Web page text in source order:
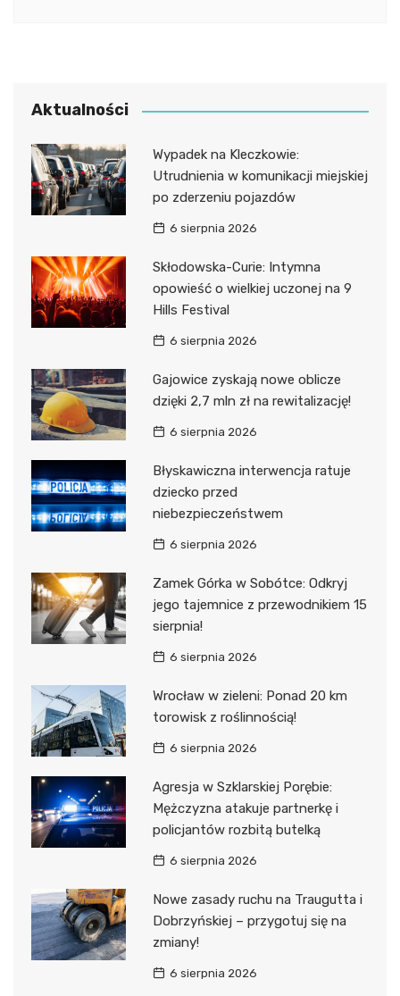
Aktualności
Wypadek na Kleczkowie:
Utrudnienia w komunikacji miejskiej
po zderzeniu pojazdów
6 sierpnia 2026
Skłodowska-Curie: Intymna
opowieść o wielkiej uczonej na 9
Hills Festival
6 sierpnia 2026
Gajowice zyskają nowe oblicze
dzięki 2,7 mln zł na rewitalizację!
6 sierpnia 2026
Błyskawiczna interwencja ratuje
dziecko przed
niebezpieczeństwem
6 sierpnia 2026
Zamek Górka w Sobótce: Odkryj
jego tajemnice z przewodnikiem 15
sierpnia!
6 sierpnia 2026
Wrocław w zieleni: Ponad 20 km
torowisk z roślinnością!
6 sierpnia 2026
Agresja w Szklarskiej Porębie:
Mężczyzna atakuje partnerkę i
policjantów rozbitą butelką
6 sierpnia 2026
Nowe zasady ruchu na Traugutta i
Dobrzyńskiej – przygotuj się na
zmiany!
6 sierpnia 2026